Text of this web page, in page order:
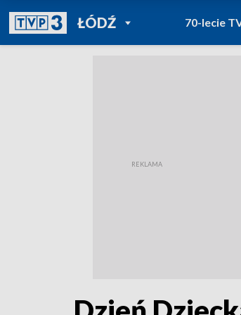
ŁÓDŹPOWRÓT DO
TVP REGIONY
70-lecie